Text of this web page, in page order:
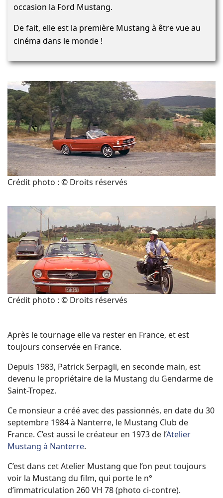
occasion la Ford Mustang.
De fait, elle est la première Mustang à être vue au
cinéma dans le monde !
Crédit photo : © Droits réservés
Crédit photo : © Droits réservés
Après le tournage elle va rester en France, et est
toujours conservée en France.
Depuis 1983, Patrick Serpagli, en seconde main, est
devenu le propriétaire de la Mustang du Gendarme de
Saint-Tropez.
Ce monsieur a créé avec des passionnés, en date du 30
septembre 1984 à Nanterre, le Mustang Club de
France. C’est aussi le créateur en 1973 de l’Atelier
Mustang à Nanterre.
C’est dans cet Atelier Mustang que l’on peut toujours
voir la Mustang du film, qui porte le n°
d’immatriculation 260 VH 78 (photo ci-contre).